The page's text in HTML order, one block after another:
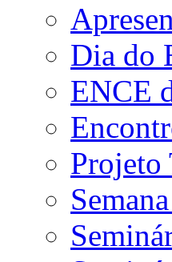
Dia do
ENCE
Projeto